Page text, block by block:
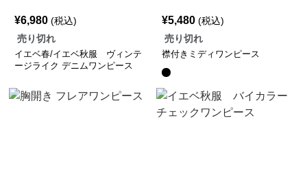
¥6,980 (税込)
売り切れ
イエベ春/イエベ秋服 ヴィンテ
ージライク デニムワンピース
¥5,480 (税込)
売り切れ
襟付きミディワンピース